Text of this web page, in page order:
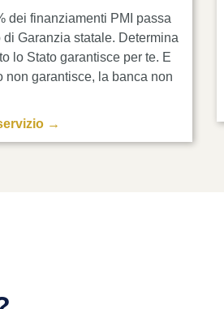
dei finanziamenti PMI passa
Garanzia statale. Determina
lo Stato garantisce per te. E
non garantisce, la banca non
→